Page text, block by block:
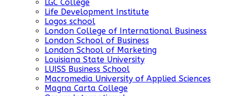
LGC College
Life Development Institute
Logos school
London College of International Business
London School of Business
London School of Marketing
Louisiana State University
LUISS Business School
Macromedia University of Applied Sciences
Magna Carta College